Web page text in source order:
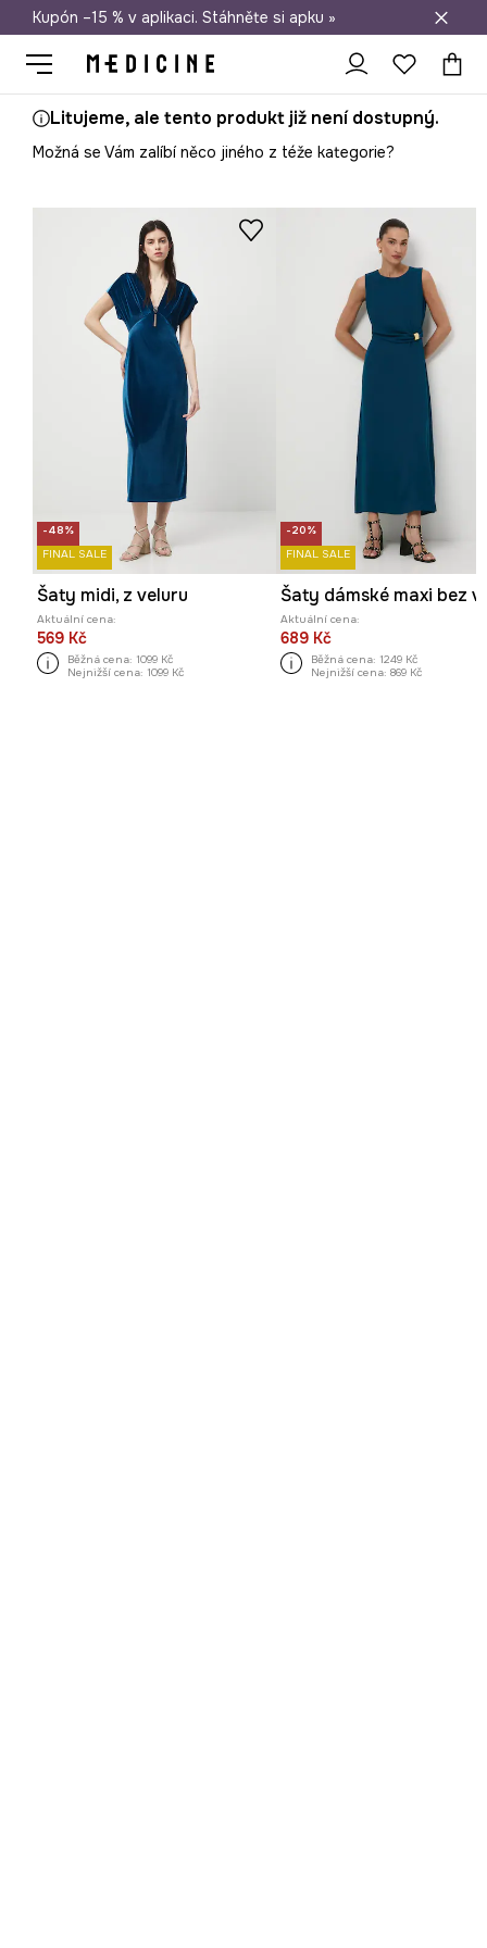
Doprava zdarma při nákupu nad 1 200 Kč
Kupón –15 % v aplikaci. Stáhněte si apku »
Litujeme, ale tento produkt již není dostupný.
Možná se Vám zalíbí něco jiného z téže kategorie?
-48%
FINAL SALE
Šaty midi, z veluru
Aktuální cena:
569 Kč
Běžná cena: 1099 Kč
Nejnižší cena: 1099 Kč
-20%
FINAL SALE
Aktuální cena:
689 Kč
Běžná cena: 1249 Kč
Nejnižší cena: 869 Kč